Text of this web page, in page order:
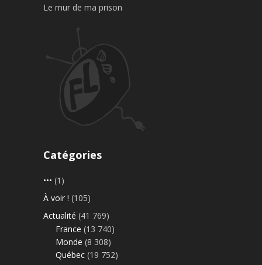
Le mur de ma prison
Catégories
••• (1)
À voir ! (105)
Actualité (41 769)
France (13 740)
Monde (8 308)
Québec (19 752)